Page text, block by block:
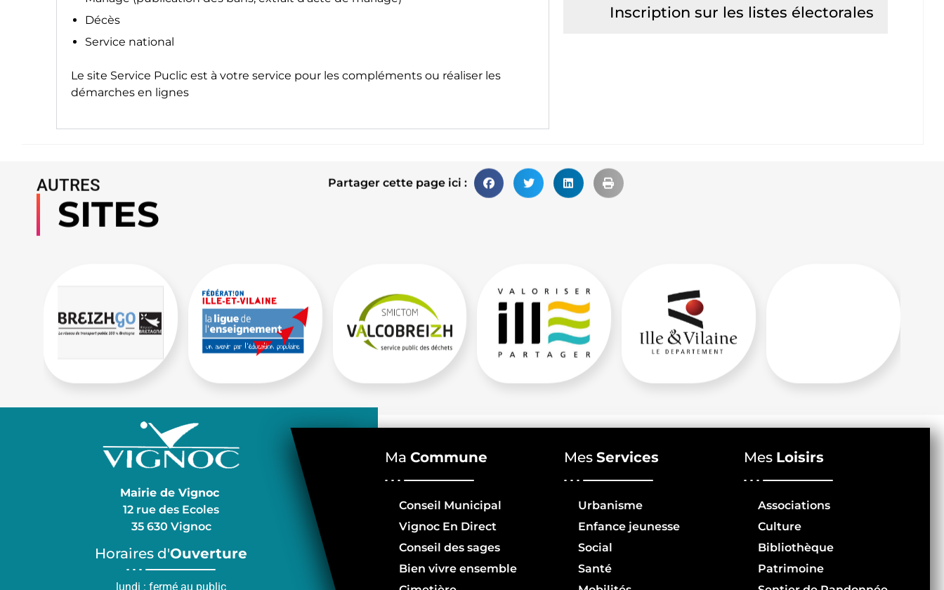
Décès
Service national
Le site Service Puclic est à votre service pour les compléments ou réaliser les
démarches en lignes
Inscription sur les listes électorales
Partager cette page ici :
AUTRES
SITES
Mairie de Vignoc
12 rue des Ecoles
35 630 Vignoc
Horaires d'Ouverture
lundi : fermé au public
Ma Commune
Conseil Municipal
Vignoc En Direct
Conseil des sages
Bien vivre ensemble
MesServices
Urbanisme
Enfance jeunesse
Social
Santé
Mes Loisirs
Associations
Culture
Bibliothèque
Patrimoine